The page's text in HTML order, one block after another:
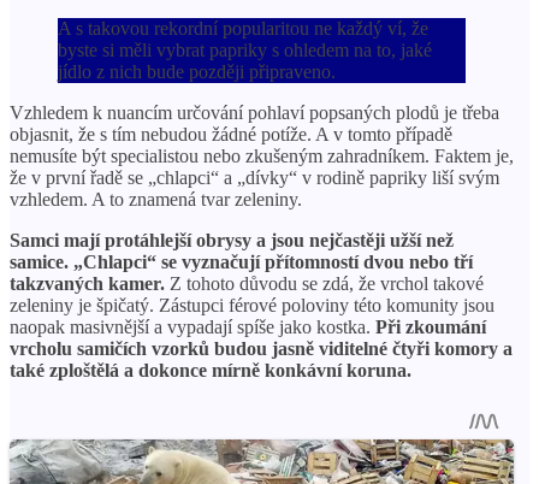
A s takovou rekordní popularitou ne každý ví, že
byste si měli vybrat papriky s ohledem na to, jaké
jídlo z nich bude později připraveno.
Vzhledem k nuancím určování pohlaví popsaných plodů je třeba
objasnit, že s tím nebudou žádné potíže. A v tomto případě
nemusíte být specialistou nebo zkušeným zahradníkem. Faktem je,
že v první řadě se „chlapci“ a „dívky“ v rodině papriky liší svým
vzhledem. A to znamená tvar zeleniny.
Samci mají protáhlejší obrysy a jsou nejčastěji užší než
samice. „Chlapci“ se vyznačují přítomností dvou nebo tří
takzvaných kamer. Z tohoto důvodu se zdá, že vrchol takové
zeleniny je špičatý. Zástupci férové ​​poloviny této komunity jsou
naopak masivnější a vypadají spíše jako kostka. Při zkoumání
vrcholu samičích vzorků budou jasně viditelné čtyři komory a
také zploštělá a dokonce mírně konkávní koruna.